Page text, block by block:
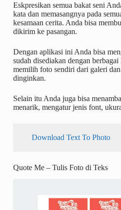
Eskpresikan semua bakat seni
kata dan memasangnya pada
kesamaan cerita. Anda bisa
dikirim ke pasangan.
Dengan aplikasi ini Anda bisa
sudah disediakan dengan
memilih foto sendiri dari galeri
dinginkan.
Selain itu Anda juga bisa
menarik, mengatur jenis font,
Download Text To Photo
Quote Me – Tulis Foto di Teks